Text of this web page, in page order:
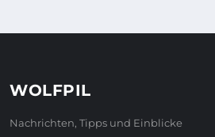
WOLFPIL
Nachrichten, Tipps und Einblicke